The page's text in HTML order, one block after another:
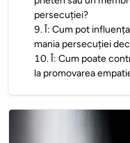
persecuției?
9.Î: Cum pot
mania persecuției
10.Î: Cum poate
la promovarea